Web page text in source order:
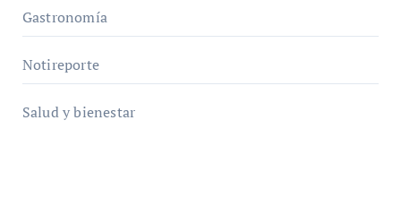
Gastronomía
Notireporte
Salud y bienestar